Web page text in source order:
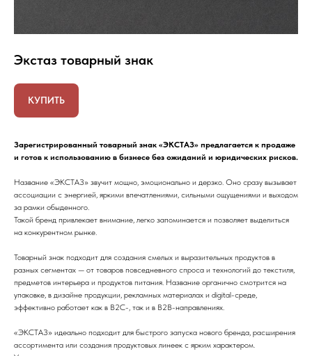
Экстаз товарный знак
КУПИТЬ
Зарегистрированный товарный знак «ЭКСТАЗ» предлагается к продаже
и готов к использованию в бизнесе без ожиданий и юридических рисков.
Название «ЭКСТАЗ» звучит мощно, эмоционально и дерзко. Оно сразу вызывает
ассоциации с энергией, яркими впечатлениями, сильными ощущениями и выходом
за рамки обыденного.
Такой бренд привлекает внимание, легко запоминается и позволяет выделиться
на конкурентном рынке.
Товарный знак подходит для создания смелых и выразительных продуктов в
разных сегментах — от товаров повседневного спроса и технологий до текстиля,
предметов интерьера и продуктов питания. Название органично смотрится на
упаковке, в дизайне продукции, рекламных материалах и digital-среде,
эффективно работает как в B2C-, так и в B2B-направлениях.
«ЭКСТАЗ» идеально подходит для быстрого запуска нового бренда, расширения
ассортимента или создания продуктовых линеек с ярким характером.